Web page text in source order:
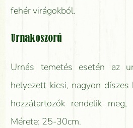
fehér virágokból.
Urnakoszorú
Urnás temetés esetén az
helyezett kicsi, nagyon
hozzátartozók rendelik
Mérete: 25-30cm.